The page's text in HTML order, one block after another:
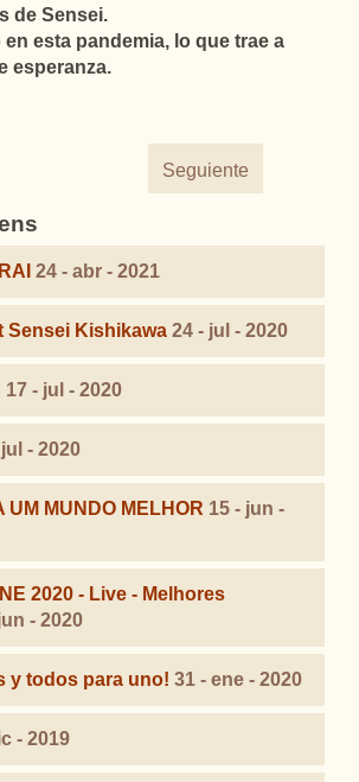
de Sensei.
esta pandemia, lo que trae a
esperanza.
Seguiente
24 - abr - 2021
Sensei Kishikawa 24 - jul - 2020
17 - jul - 2020
- 2020
UM MUNDO MELHOR 15 - jun -
2020 - Live - Melhores
- 2020
y todos para uno! 31 - ene - 2020
- 2019